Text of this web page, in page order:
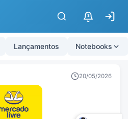
$
Lançamentos Notebooks
20/05/2026